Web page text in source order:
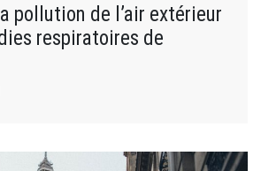
pollution de l’air extérieur
respiratoires de